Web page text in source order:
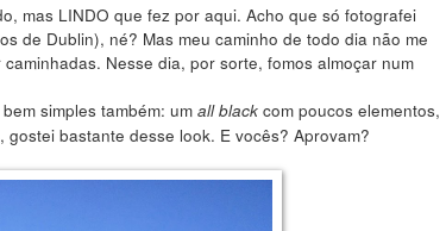
mas LINDO que fez por aqui. Acho que só fotografei
de Dublin), né? Mas meu caminho de todo dia não me
Nesse dia, por sorte, fomos almoçar num
simples também: um all black com poucos elementos,
bastante desse look. E vocês? Aprovam?